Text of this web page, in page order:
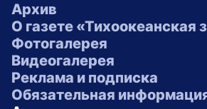
Архив
О газете «Тихоокеанская
Фотогалерея
Видеогалерея
Реклама и подписка
Обязательная